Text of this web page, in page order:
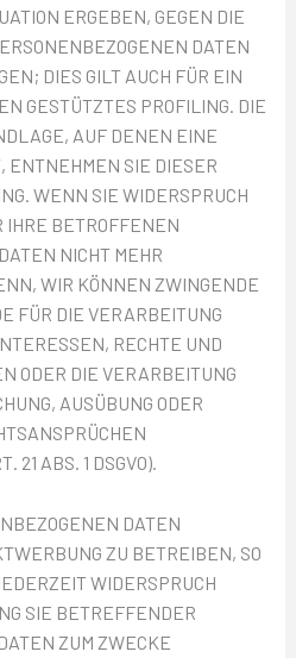
ERGEBEN, GEGEN DIE
DATEN
DIES GILT AUCH FÜR EIN
GESTÜTZTES PROFILING. DIE
AUF DENEN EINE
ENTNEHMEN SIE DIESER
WENN SIE WIDERSPRUCH
BETROFFENEN
NICHT MEHR
WIR KÖNNEN ZWINGENDE
FÜR DIE VERARBEITUNG
RECHTE UND
ODER DIE VERARBEITUNG
AUSÜBUNG ODER
21 ABS. 1 DSGVO).
DATEN
ZU BETREIBEN, SO
WIDERSPRUCH
SIE BETREFFENDER
ZUM ZWECKE